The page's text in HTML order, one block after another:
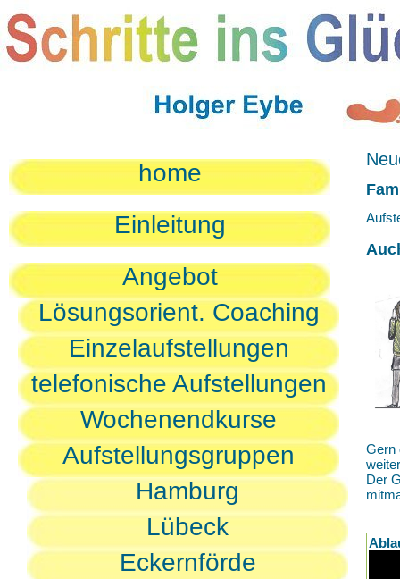
home
Einleitung
Angebot
Lösungsorient. Coaching
Einzelaufstellungen
telefonische Aufstellungen
Wochenendkurse
Aufstellungsgruppen
Hamburg
Lübeck
Eckernförde
Gern
Der